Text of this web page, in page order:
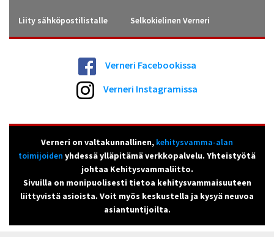
Liity sähköpostilistalle Selkokielinen Verneri
Verneri Facebookissa
Verneri Instagramissa
Verneri on valtakunnallinen, kehitysvamma-alan
toimijoiden yhdessä ylläpitämä verkkopalvelu. Yhteistyötä
johtaa Kehitysvammaliitto.
Sivuilla on monipuolisesti tietoa kehitysvammaisuuteen
liittyvistä asioista. Voit myös keskustella ja kysyä neuvoa
asiantuntijoilta.